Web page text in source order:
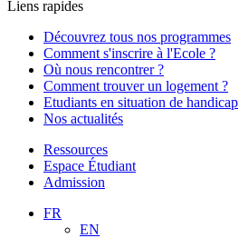
Liens rapides
Découvrez tous nos programmes
Comment s'inscrire à l'Ecole ?
Où nous rencontrer ?
Comment trouver un logement ?
Etudiants en situation de handicap
Nos actualités
Ressources
Espace Étudiant
Admission
FR
EN